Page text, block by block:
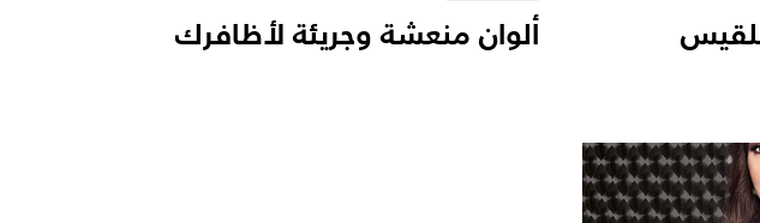
ألوان منعشة وجريئة لأظافرك